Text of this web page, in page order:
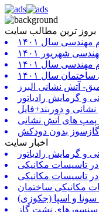
بروز ترین مطالب سایت
سال ۱۴۰۱
شهریور ۱۴۰۱
سال ۱۴۰۱
سال ۱۴۰۱
آتش نشانی البرز
و گرمایش رادیاتور
گازسوز بدون دودکش
اخبار سایت
و گرمایش رادیاتور
تاسیسات مکانیکی
تاسیسات مکانیکی
مکانیکی ساختمان
و اسپا (جکوزی)
سنسورهای نشت گاز